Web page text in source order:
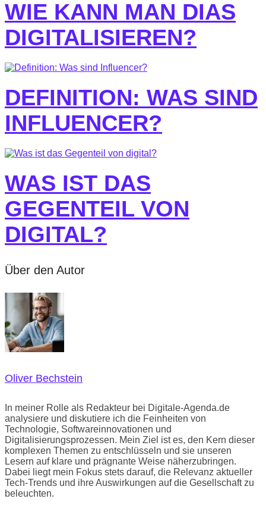
WIE KANN MAN DIAS
DIGITALISIEREN?
DEFINITION: WAS SIND
INFLUENCER?
WAS IST DAS
GEGENTEIL VON
DIGITAL?
Über den Autor
Oliver Bechstein
In meiner Rolle als Redakteur bei Digitale-Agenda.de
analysiere und diskutiere ich die Feinheiten von
Technologie, Softwareinnovationen und
Digitalisierungsprozessen. Mein Ziel ist es, den Kern dieser
komplexen Themen zu entschlüsseln und sie unseren
Lesern auf klare und prägnante Weise näherzubringen.
Dabei liegt mein Fokus stets darauf, die Relevanz aktueller
Tech-Trends und ihre Auswirkungen auf die Gesellschaft zu
beleuchten.